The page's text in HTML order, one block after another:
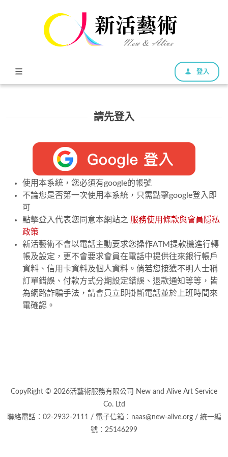
登入
請先登入
使用本系統，您必須有google的帳號
不論您是否第一次使用本系統，只需點擊google登入即
可
點擊登入代表您同意本網站之 服務使用條款與會員隱私
政策
新活藝術不會以電話主動要求您操作ATM提款機進行轉
帳及設定，更不會要求會員在電話中提供往來銀行帳戶
資料、信用卡資料及個人資料。倘若您接獲不明人士稱
訂單錯誤、付款方式分期設定錯誤、退款通知等等，皆
為網路詐騙手法，請會員立即掛斷電話並於上班時間來
電確認。
CopyRight © 2026活藝術服務有限公司 New and Alive Art Service
Co. Ltd
聯絡電話：02-2932-2111 / 電子信箱：naas@new-alive.org / 統一編
號：25146299